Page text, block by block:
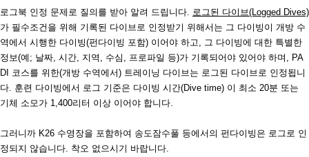
로그북 인정 문제로 질의를 받아 알려 드립니다 로그된 다이브(Logged Dives)
가 필수조건을 위해 기록된 다이브로 인정받기 위해서는 그 다이빙이 개방 수
역에서 시행한 다이빙(펀다이빙 포함) 이어야 하고
그 다이빙에 대한 특별한
정보(예 ; 날짜 시간 지역 수심 프로파일 등)가 기록되어야 있어야 하며
, PA
DI 코스를 위한(개방 수역에서) 트레이닝 다이브는 로그된 다이브로 인정됩니
다 훈련 다이빙에서 로그 기준은 다이빙 시간(Dive time) 이 최소 20분 또는
기체 소모가 1,400리터 이상 이어야 합니다
그러니까 K26 수영장을 포함하여 송도잠수풀 등에서의 펀다이빙은 로그로 인
정되지 않습니다 착오 없으시기 바랍니다